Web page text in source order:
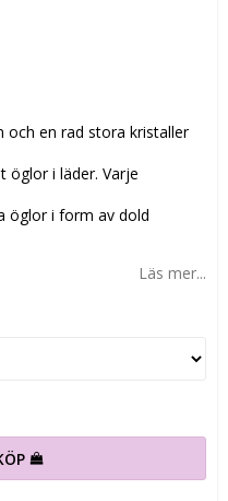
och en rad stora kristaller
öglor i läder. Varje
öglor i form av dold
Läs mer...